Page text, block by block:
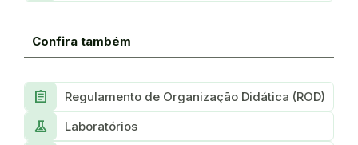
Confira também
Assignment Regulamento de Organização Didática (ROD)
experiment Laboratórios